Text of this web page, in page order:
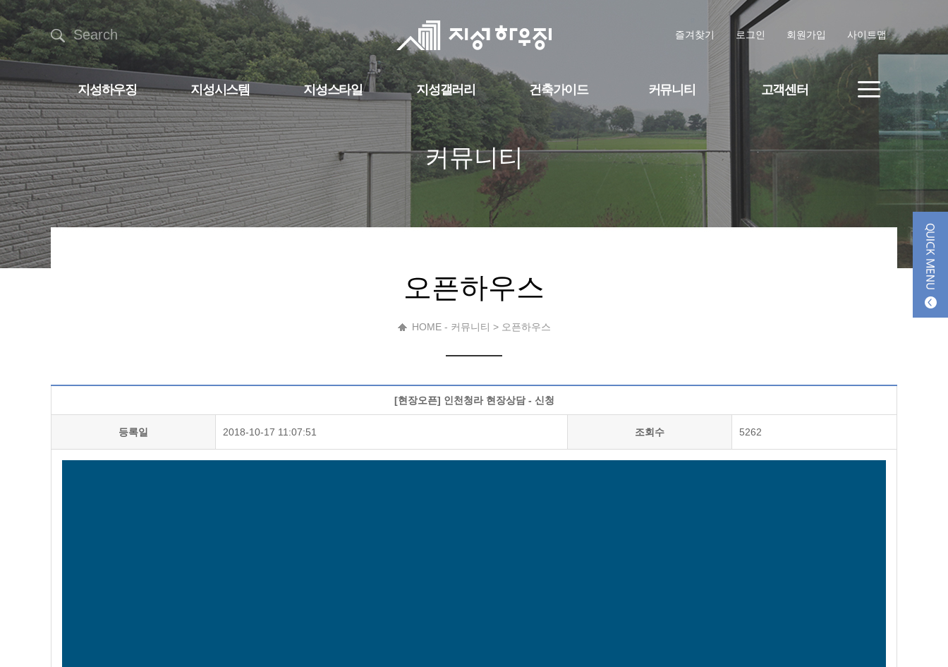
Search 즐겨찾기 로그인 회원가입 사이트맵
지성하우징 지성시스템 지성스타일 지성갤러리 건축가이드 커뮤니티 고객센터
커뮤니티
오픈하우스
HOME - 커뮤니티 > 오픈하우스
[현장오픈] 인천청라 현장상담 - 신청
등록일 2018-10-17 11:07:51 조회수 5262